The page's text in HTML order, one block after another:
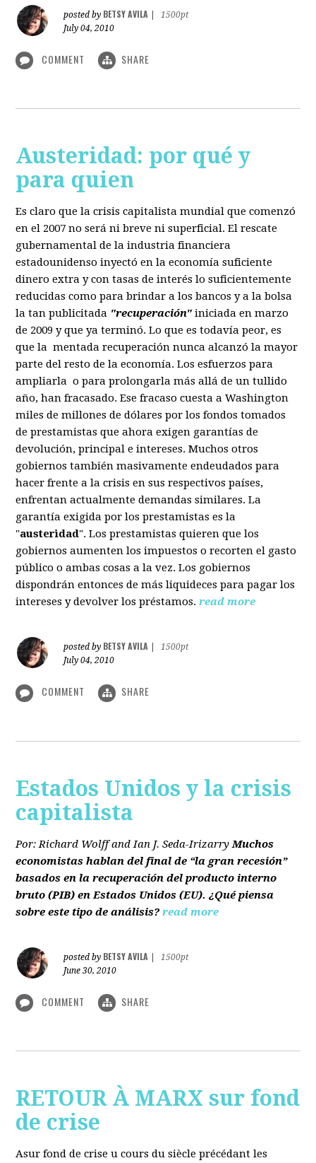
posted by BETSY AVILA
1500pt
July 04, 2010
COMMENT SHARE
Austeridad: por qué y
para quien
Es claro que la crisis capitalista mundial que comenzó
en el 2007 no será ni breve ni superficial. El rescate
gubernamental de la industria financiera
estadounidenso inyectó en la economía suficiente
dinero extra y con tasas de interés lo suficientemente
reducidas como para brindar a los bancos y a la bolsa
la tan publicitada "recuperación" iniciada en marzo
de 2009 y que ya terminó. Lo que es todavía peor, es
que la mentada recuperación nunca alcanzó la mayor
parte del resto de la economía. Los esfuerzos para
ampliarla o para prolongarla más allá de un tullido
año, han fracasado. Ese fracaso cuesta a Washington
miles de millones de dólares por los fondos tomados
de prestamistas que ahora exigen garantías de
devolución, principal e intereses. Muchos otros
gobiernos también masivamente endeudados para
hacer frente a la crisis en sus respectivos países,
enfrentan actualmente demandas similares. La
garantía exigida por los prestamistas es la
"austeridad". Los prestamistas quieren que los
gobiernos aumenten los impuestos o recorten el gasto
público o ambas cosas a la vez. Los gobiernos
dispondrán entonces de más liquideces para pagar los
intereses y devolver los préstamos. read more
posted by BETSY AVILA
1500pt
July 04, 2010
COMMENT SHARE
Estados Unidos y la crisis
capitalista
Por: Richard Wolff and Ian J. Seda-Irizarry Muchos
economistas hablan del final de “la gran recesión”
basados en la recuperación del producto interno
bruto(PIB)en Estados Unidos(EU). ¿Qué piensa
sobre este tipo de análisis? read more
posted by BETSY AVILA
1500pt
June 30, 2010
COMMENT SHARE
RETOUR À MARX sur fond
de crise
Asur fond de crise u cours du siècle précédant les